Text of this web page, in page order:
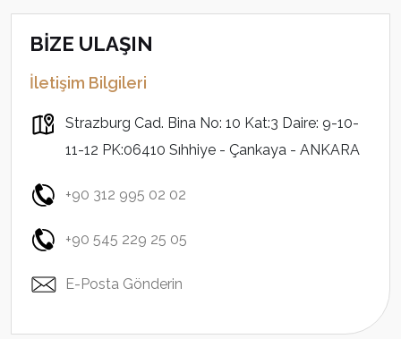
BİZE ULAŞIN
İletişim Bilgileri
Strazburg Cad. Bina No: 10 Kat:3 Daire: 9-10-
11-12 PK:06410 Sıhhiye - Çankaya - ANKARA
+90 312 995 02 02
+90 545 229 25 05
E-Posta Gönderin